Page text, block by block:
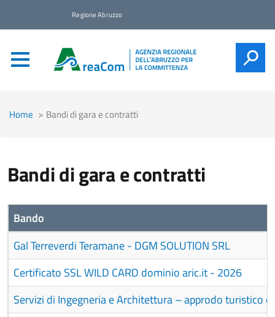
Regione Abruzzo
Home Bandi di gara e contratti
Bandi di gara e contratti
Bando
Gal Terreverdi Teramane - DGM SOLUTION SRL
Certificato SSL WILD CARD dominio aric.it - 2026
Servizi di Ingegneria e Architettura – approdo turistico